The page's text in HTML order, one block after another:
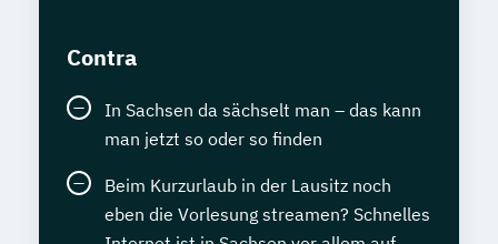
Contra
In Sachsen da sächselt man – das kann
man jetzt so oder so finden
Beim Kurzurlaub in der Lausitz noch
eben die Vorlesung streamen? Schnelles